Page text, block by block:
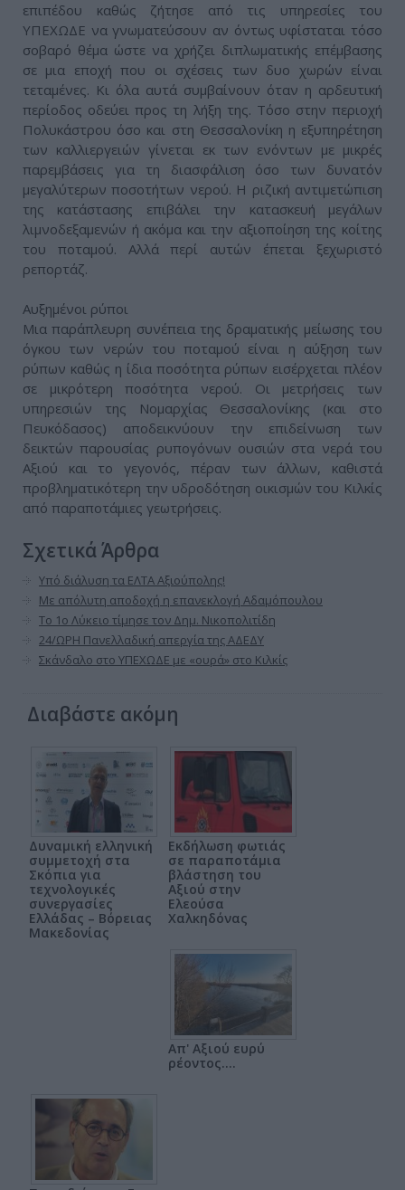
επιπέδου καθώς ζήτησε από τις υπηρεσίες του
ΥΠΕΧΩΔΕ να γνωματεύσουν αν όντως υφίσταται τόσο
σοβαρό θέμα ώστε να χρήζει διπλωματικής επέμβασης
σε μια εποχή που οι σχέσεις των δυο χωρών είναι
τεταμένες. Κι όλα αυτά συμβαίνουν όταν η αρδευτική
περίοδος οδεύει προς τη λήξη της. Τόσο στην περιοχή
Πολυκάστρου όσο και στη Θεσσαλονίκη η εξυπηρέτηση
των καλλιεργειών γίνεται εκ των ενόντων με μικρές
παρεμβάσεις για τη διασφάλιση όσο των δυνατόν
μεγαλύτερων ποσοτήτων νερού. Η ριζική αντιμετώπιση
της κατάστασης επιβάλει την κατασκευή μεγάλων
λιμνοδεξαμενών ή ακόμα και την αξιοποίηση της κοίτης
του ποταμού. Αλλά περί αυτών έπεται ξεχωριστό
ρεπορτάζ.
Αυξημένοι ρύποι
Μια παράπλευρη συνέπεια της δραματικής μείωσης του
όγκου των νερών του ποταμού είναι η αύξηση των
ρύπων καθώς η ίδια ποσότητα ρύπων εισέρχεται πλέον
σε μικρότερη ποσότητα νερού. Οι μετρήσεις των
υπηρεσιών της Νομαρχίας Θεσσαλονίκης (και στο
Πευκόδασος) αποδεικνύουν την επιδείνωση των
δεικτών παρουσίας ρυπογόνων ουσιών στα νερά του
Αξιού και το γεγονός, πέραν των άλλων, καθιστά
προβληματικότερη την υδροδότηση οικισμών του Κιλκίς
από παραποτάμιες γεωτρήσεις.
Σχετικά Άρθρα
Υπό διάλυση τα ΕΛΤΑ Αξιούπολης!
Με απόλυτη αποδοχή η επανεκλογή Αδαμόπουλου
Το 1ο Λύκειο τίμησε τον Δημ. Νικοπολιτίδη
24/ΩΡΗ Πανελλαδική απεργία της ΑΔΕΔΥ
Σκάνδαλο στο ΥΠΕΧΩΔΕ με «ουρά» στο Κιλκίς
Διαβάστε ακόμη
Δυναμική ελληνική
συμμετοχή στα
Σκόπια για
τεχνολογικές
συνεργασίες
Ελλάδας – Βόρειας
Μακεδονίας
Εκδήλωση φωτιάς
σε παραποτάμια
βλάστηση του
Αξιού στην
Ελεούσα
Χαλκηδόνας
Απ' Αξιού ευρύ
ρέοντος....